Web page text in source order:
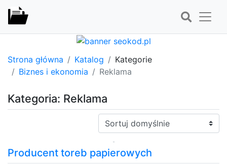
Strona główna Katalog
Kategorie
Biznes i ekonomia
Reklama
Kategoria: Reklama
Sortuj:
Producent toreb papierowych